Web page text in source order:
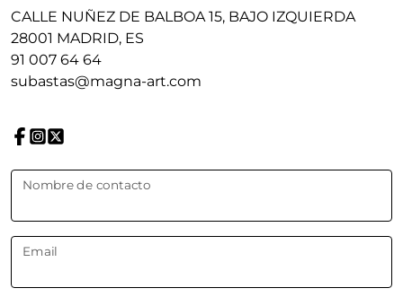
CALLE NUÑEZ DE BALBOA 15, BAJO IZQUIERDA
28001 MADRID, ES
91 007 64 64
subastas@magna-art.com
Nombre de contacto
Email